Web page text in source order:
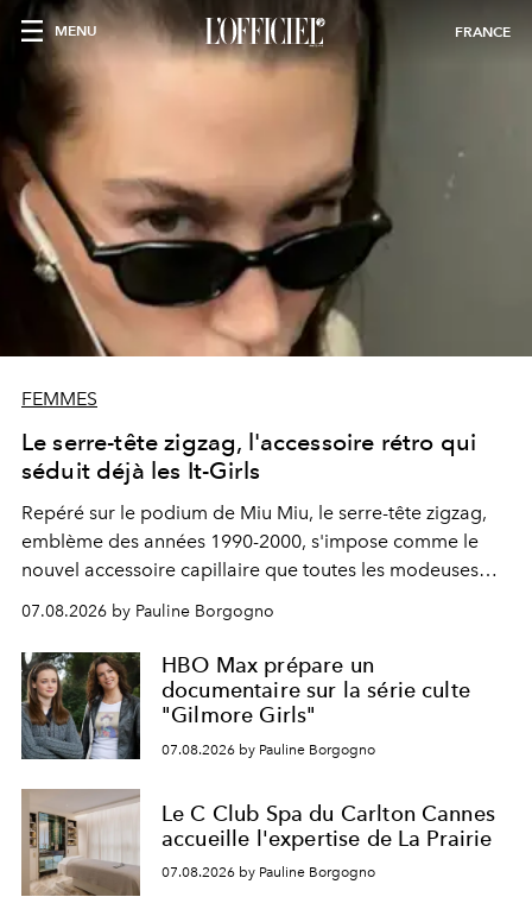
MENU FRANCE
FEMMES
Le serre-tête zigzag, l'accessoire rétro qui
séduit déjà les It-Girls
Repéré sur le podium de Miu Miu, le serre-tête zigzag,
emblème des années 1990-2000, s'impose comme le
nouvel accessoire capillaire que toutes les modeuses
s'arrachent déjà.
07.08.2026 by Pauline Borgogno
HBO Max prépare un
documentaire sur la série culte
"Gilmore Girls"
07.08.2026 by Pauline Borgogno
Le C Club Spa du Carlton Cannes
accueille l'expertise de La Prairie
07.08.2026 by Pauline Borgogno